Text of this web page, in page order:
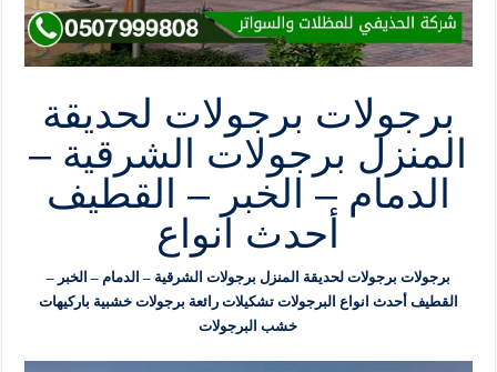
برجولات برجولات لحديقة
المنزل برجولات الشرقية –
الدمام – الخبر – القطيف
أحدث انواع
برجولات برجولات لحديقة المنزل برجولات الشرقية – الدمام – الخبر –
القطيف أحدث انواع البرجولات تشكيلات رائعة برجولات خشبية باركيهات
خشب البرجولات